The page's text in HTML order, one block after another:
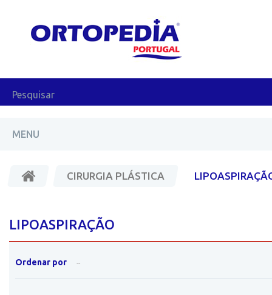
MENU
CIRURGIA PLÁSTICA
LIPOASPIRAÇÃO
Ordenar por --